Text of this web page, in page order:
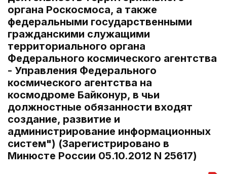
органа Роскосмоса, а также
федеральными государственными
гражданскими служащими
территориального органа
Федерального космического агентства
- Управления Федерального
космического агентства на
космодроме Байконур, в чьи
должностные обязанности входят
создание, развитие и
администрирование информационных
систем") (Зарегистрировано в
Минюсте России 05.10.2012 N 25617)